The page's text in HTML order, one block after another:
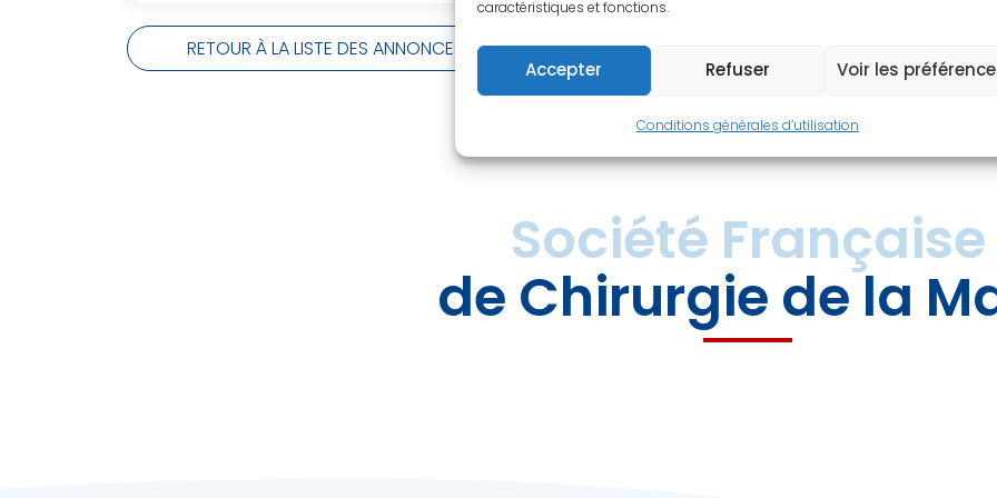
caractéristiques et fonctions.
Accepter Refuser Voir les
Conditions générales d’utilisation
RETOUR À LA LISTE DES ANNONCES
Dr P. Vernet
vernetplj@gmail.com
Société Française
de Chirurgie de la